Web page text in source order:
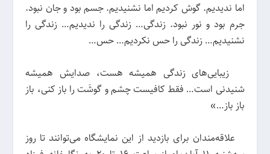
اما ندیدیم. گوش کردیم اما نشنیدیم. جسم بود و جان نبود.
جرم بود و نور نبود. زندگی… زندگی را ندیدیم… زندگی را
نشنیدیم… زندگی را حس نکردیم… حس…
زیبایی‌های زندگی همیشه هست، صدایش همیشه
شنیدنی است… فقط کافیست چشم و گوشَت را باز کنی، باز
باز باز…»
علاقه‌مندان برای بازدید از این نمایشگاه می‌توانند تا روز